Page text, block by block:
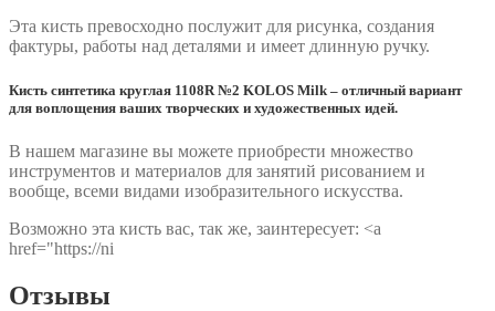
Эта кисть превосходно послужит для рисунка, создания
фактуры, работы над деталями и имеет длинную ручку.
Кисть синтетика круглая 1108R №2 KOLOS Milk – отличный вариант
для воплощения ваших творческих и художественных идей.
В нашем магазине вы можете приобрести множество
инструментов и материалов для занятий рисованием и
вообще, всеми видами изобразительного искусства.
Возможно эта кисть вас, так же, заинтересует: <a
href="https://ni
Отзывы